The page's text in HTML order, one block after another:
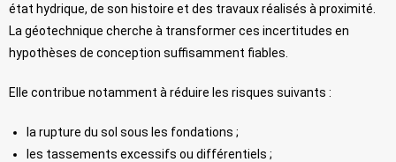
état hydrique, de son histoire et des travaux réalisés à proximité.
La géotechnique cherche à transformer ces incertitudes en
hypothèses de conception suffisamment fiables.
Elle contribue notamment à réduire les risques suivants :
la rupture du sol sous les fondations ;
les tassements excessifs ou différentiels ;